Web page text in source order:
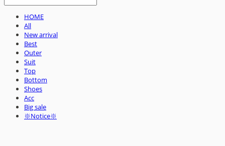
HOME
All
New arrival
Best
Outer
Suit
Top
Bottom
Shoes
Acc
Big sale
※Notice※